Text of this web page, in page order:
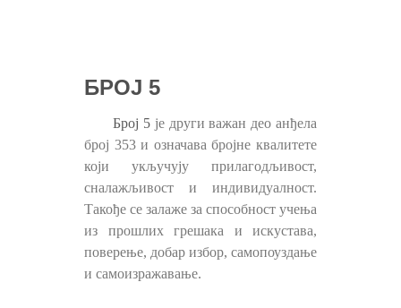
БРОЈ 5
Број 5је други важан део анђела
број 353 и означава бројне квалитете
који укључују прилагодљивост,
сналажљивост и индивидуалност.
Такође се залаже за способност учења
из прошлих грешака и искустава,
поверење, добар избор, самопоуздање
и самоизражавање.